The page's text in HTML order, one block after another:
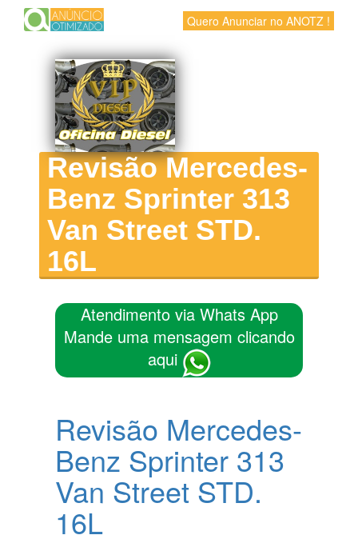
Quero Anunciar no ANOTZ !
Revisão Mercedes-
Benz Sprinter 313
Van Street STD.
16L
Atendimento via Whats App
Mande uma mensagem clicando
aqui
Revisão Mercedes-
Benz Sprinter 313
Van Street STD.
16L